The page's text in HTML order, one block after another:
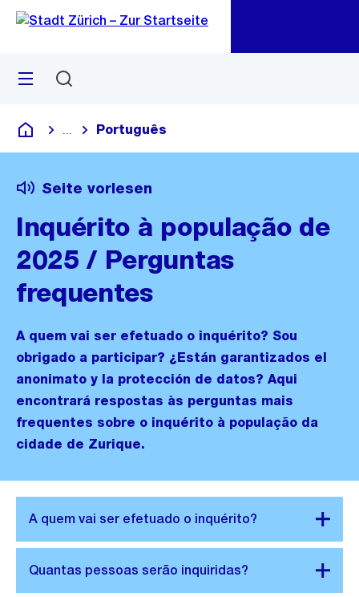
Navigation
Sprunglink
Menü
Deutsch
Blende alle Breadcrumbs ein
Português
Seite vorlesen
Inquérito à população de
2025 / Perguntas
frequentes
A quem vai ser efetuado o inquérito? Sou
obrigado a participar? ¿Están garantizados el
anonimato y la protección de datos? Aqui
encontrará respostas às perguntas mais
frequentes sobre o inquérito à população da
cidade de Zurique.